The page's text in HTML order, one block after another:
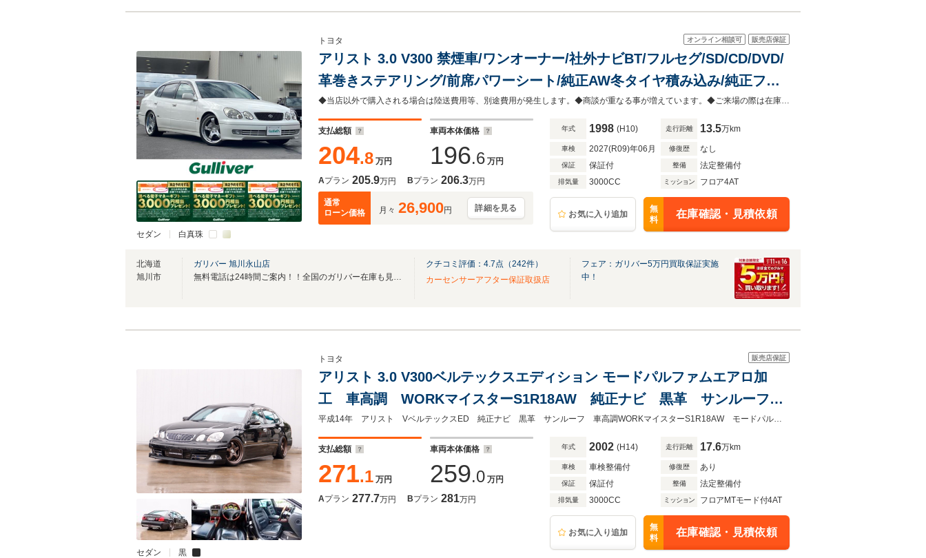
セダン 白真珠
オンライン相談可 販売店保証
トヨタ
アリスト 3.0 V300 禁煙車/ワンオーナー/社外ナビBT/フルセグ/SD/CD/DVD/
革巻きステアリング/前席パワーシート/純正AW冬タイヤ積み込み/純正フロ
アマット/ドアバイザー/
◆当店以外で購入される場合は陸送費用等、別途費用が発生します。◆商談が重なる事が増えています。◆ご来場の際は在庫の有無をご確認下さい。
支払総額
204.8 万円
車両本体価格
196.6 万円
Aプラン 205.9万円 Bプラン 206.3万円
通常
ローン価格
月々 26,900円 詳細を見る
年式 1998 (H10) 走行距離 13.5万km
車検 2027(R09)年06月 修復歴 なし
保証 保証付 整備 法定整備付
排気量 3000CC ミッション フロア4AT
お気に入り追加
無
料
在庫確認・見積依頼
北海道
旭川市
ガリバー 旭川永山店
無料電話は24時間ご案内！！全国のガリバー在庫も見たい方は一括照会が可能です！
クチコミ評価： 4.7点（242件）
カーセンサーアフター保証取扱店
フェア：ガリバー5万円買取保証実施
中！
セダン 黒
販売店保証
トヨタ
アリスト 3.0 V300ベルテックスエディション モードパルファムエアロ加
工 車高調 WORKマイスターS1R18AW 純正ナビ 黒革 サンルーフ
マフラー インタークーラー タイミングベルト交換済 LEDウインカード
アミラー 木目コンビハンドル HID 記録簿10枚
平成14年 アリスト VベルテックスED 純正ナビ 黒革 サンルーフ 車高調WORKマイスターS1R18AW モードパルファムエアロ加工 インタークーラー Tベルト交換済 記録簿10枚 ETC
支払総額
271.1 万円
車両本体価格
259.0 万円
Aプラン 277.7万円 Bプラン 281万円
年式 2002 (H14) 走行距離 17.6万km
車検 車検整備付 修復歴 あり
保証 保証付 整備 法定整備付
排気量 3000CC ミッション フロアMTモード付4AT
お気に入り追加
無
料
在庫確認・見積依頼